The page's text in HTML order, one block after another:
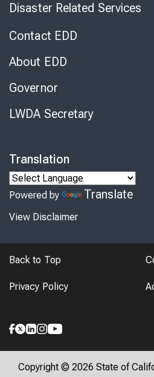
Disaster Related Services
Contact EDD
About EDD
Governor
LWDA Secretary
Translation
Powered by Translate
View Disclaimer
Back to Top
Privacy Policy
Copyright © 2026 State of